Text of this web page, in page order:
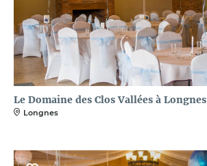
Le Domaine des Clos Vallées à Longnes
Longnes